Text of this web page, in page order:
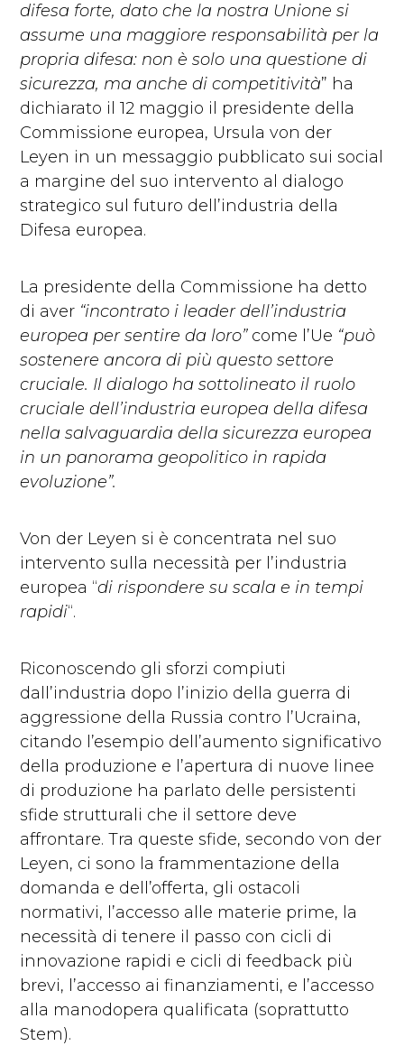
difesa forte, dato che la nostra Unione si
assume una maggiore responsabilità per la
propria difesa: non è solo una questione di
sicurezza, ma anche di competitività” ha
dichiarato il 12 maggio il presidente della
Commissione europea, Ursula von der
Leyen in un messaggio pubblicato sui social
a margine del suo intervento al dialogo
strategico sul futuro dell’industria della
Difesa europea.
La presidente della Commissione ha detto
di aver “incontrato i leader dell’industria
europea per sentire da loro”come l’Ue “può
sostenere ancora di più questo settore
cruciale. Il dialogo ha sottolineato il ruolo
cruciale dell’industria europea della difesa
nella salvaguardia della sicurezza europea
in un panorama geopolitico in rapida
evoluzione”.
Von der Leyen si è concentrata nel suo
intervento sulla necessità per l’industria
europea “di rispondere su scala e in tempi
rapidi“.
Riconoscendo gli sforzi compiuti
dall’industria dopo l’inizio della guerra di
aggressione della Russia contro l’Ucraina,
citando l’esempio dell’aumento significativo
della produzione e l’apertura di nuove linee
di produzione ha parlato delle persistenti
sfide strutturali che il settore deve
affrontare. Tra queste sfide, secondo von der
Leyen, ci sono la frammentazione della
domanda e dell’offerta, gli ostacoli
normativi, l’accesso alle materie prime, la
necessità di tenere il passo con cicli di
innovazione rapidi e cicli di feedback più
brevi, l’accesso ai finanziamenti, e l’accesso
alla manodopera qualificata (soprattutto
Stem).